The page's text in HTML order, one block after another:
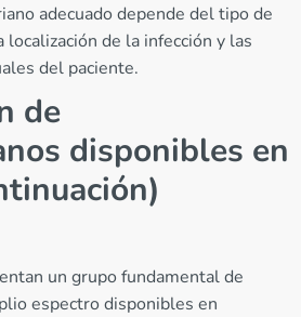
adecuado depende del tipo de
de la infección y las
del paciente.
de
disponibles en
un grupo fundamental de
espectro disponibles en